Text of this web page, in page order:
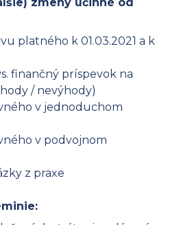
zmeny účinné od
platného k 01.03.2021 a k
finančný príspevok na
/ nevýhody)
v jednoduchom
v podvojnom
z praxe